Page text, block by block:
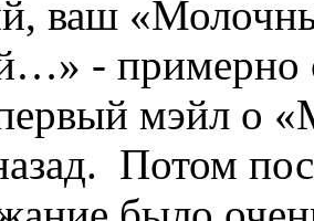
ваш
- примерно
мэйл о
Потом